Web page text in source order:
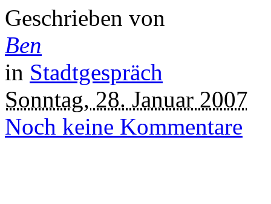
Geschrieben von
Ben
in Stadtgespräch
Sonntag, 28. Januar 2007
Noch keine Kommentare